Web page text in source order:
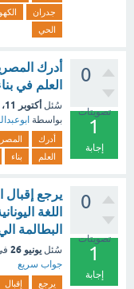
جدران
الحي
0
تصويتات
1
إجابة
أدرك
العلم في
سُئل أكتوبر 11، 2025
بواسطة
أدرك
العلم
بناء
0
تصويتات
1
إجابة
يرجع إقبال
اللغة
البطالمة
سُئل يونيو 26
جواب سريع
يرجع إقبال